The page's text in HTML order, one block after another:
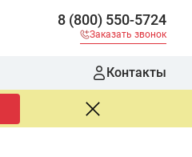
8 (800) 550-5724
Заказать звонок
Контакты